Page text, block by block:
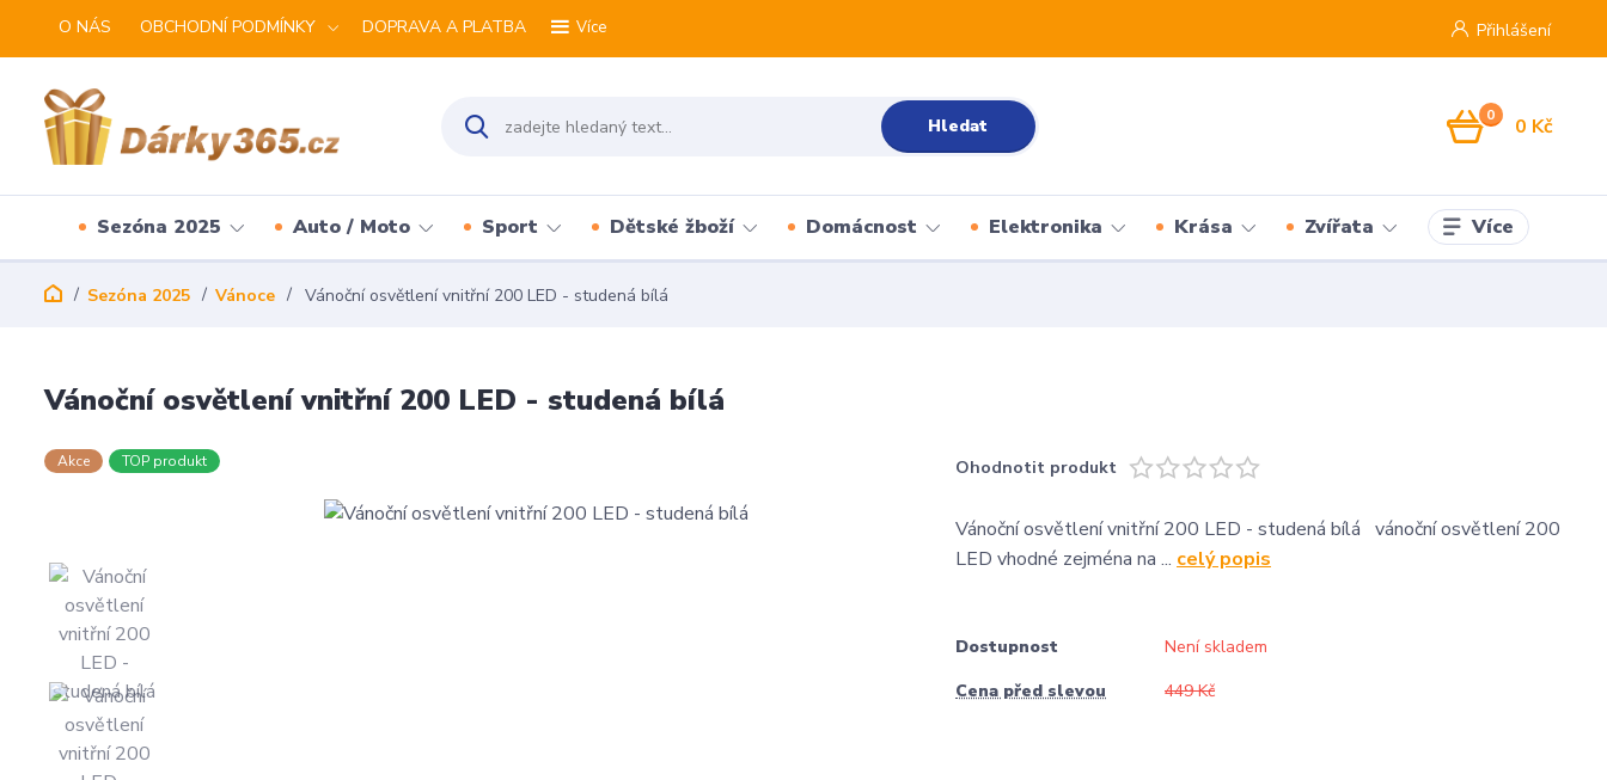
O NÁS OBCHODNÍ PODMÍNKY DOPRAVA A PLATBA Více Přihlášení
Hledat 0 0 Kč
Sezóna 2025 Auto / Moto Sport Dětské žboží Domácnost Elektronika Krása Zvířata Více
Sezóna 2025 Vánoce Vánoční osvětlení vnitřní 200 LED - studená bílá
Vánoční osvětlení vnitřní 200 LED - studená bílá
Akce TOP produkt Ohodnotit produkt
Vánoční osvětlení vnitřní 200 LED - studená bílá vánoční osvětlení 200
LED vhodné zejména na ... celý popis
Dostupnost
Není skladem
Cena před slevou
449 Kč